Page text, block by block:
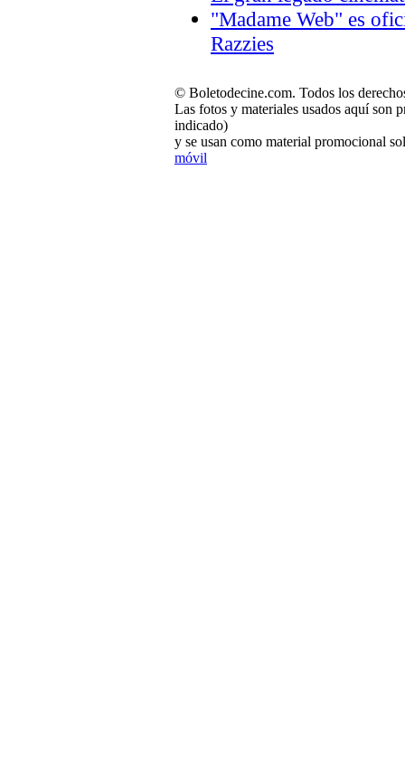
"Madame Web" es
Razzies
© Boletodecine.com. Todos los
Las fotos y materiales usados aquí son
indicado)
y se usan como material promocional
móvil